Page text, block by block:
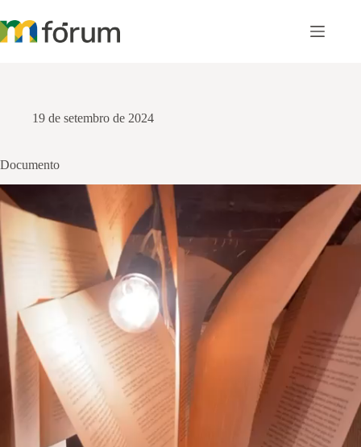
para
o
19 de setembro de 2024
Documento